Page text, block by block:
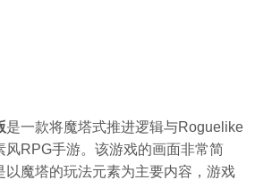
是一款将魔塔式推进逻辑与Roguelike
风RPG手游。该游戏的画面非常简
以魔塔的玩法元素为主要内容，游戏